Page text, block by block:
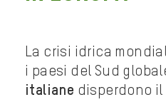
La crisi idrica
i paesi del Sud
italiane disperdono il